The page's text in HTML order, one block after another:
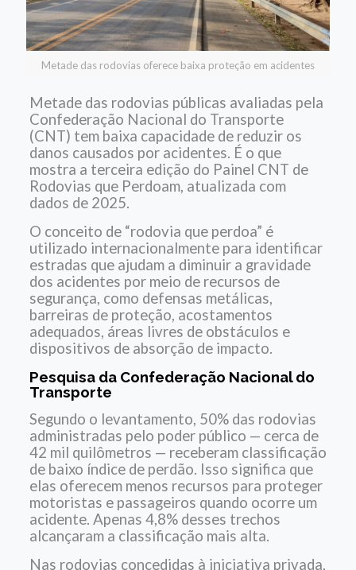
Metade das rodovias oferece baixa proteção em acidentes
Metade das rodovias públicas avaliadas pela
Confederação Nacional do Transporte
(CNT) tem baixa capacidade de reduzir os
danos causados por acidentes. É o que
mostra a terceira edição do Painel CNT de
Rodovias que Perdoam, atualizada com
dados de 2025.
O conceito de “rodovia que perdoa” é
utilizado internacionalmente para identificar
estradas que ajudam a diminuir a gravidade
dos acidentes por meio de recursos de
segurança, como defensas metálicas,
barreiras de proteção, acostamentos
adequados, áreas livres de obstáculos e
dispositivos de absorção de impacto.
Pesquisa da Confederação Nacional do
Transporte
Segundo o levantamento, 50% das rodovias
administradas pelo poder público — cerca de
42 mil quilômetros — receberam classificação
de baixo índice de perdão. Isso significa que
elas oferecem menos recursos para proteger
motoristas e passageiros quando ocorre um
acidente. Apenas 4,8% desses trechos
alcançaram a classificação mais alta.
Nas rodovias concedidas à iniciativa privada,